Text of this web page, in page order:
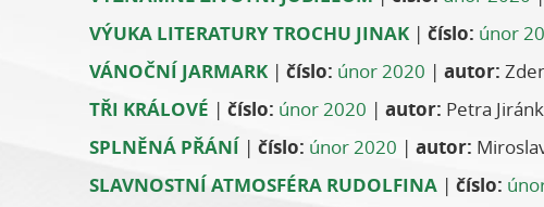
VÝUKA LITERATURY TROCHU JINAK | číslo: únor
VÁNOČNÍ JARMARK | číslo: únor 2020 | autor:
TŘI KRÁLOVÉ | číslo: únor 2020 | autor: Petra
SPLNĚNÁ PŘÁNÍ | číslo: únor 2020 | autor:
SLAVNOSTNÍ ATMOSFÉRA RUDOLFINA | číslo: